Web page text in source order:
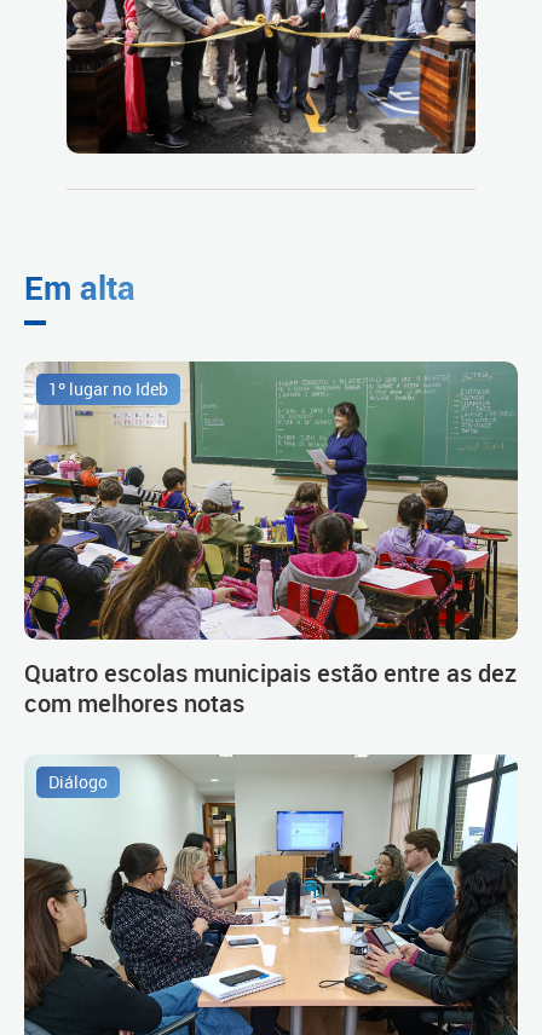
Em alta
1º lugar no Ideb
Quatro escolas municipais estão entre as dez
com melhores notas
Diálogo